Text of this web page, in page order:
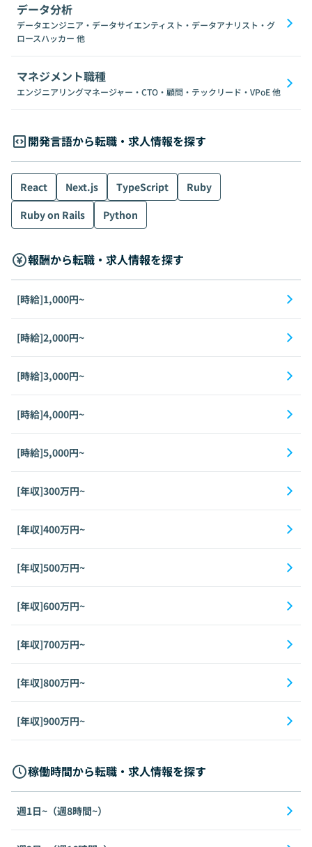
データ分析
データエンジニア・データサイエンティスト・データアナリスト・グ
ロースハッカー 他
マネジメント職種
エンジニアリングマネージャー・CTO・顧問・テックリード・VPoE他
開発言語から転職・求人情報を探す
React Next.js TypeScript
Ruby
Ruby on Rails
Python
報酬から転職・求人情報を探す
[時給]1,000円~
[時給]2,000円~
[時給]3,000円~
[時給]4,000円~
[時給]5,000円~
[年収]300万円~
[年収]400万円~
[年収]500万円~
[年収]600万円~
[年収]700万円~
[年収]800万円~
[年収]900万円~
稼働時間から転職・求人情報を探す
週1日~（週8時間~）